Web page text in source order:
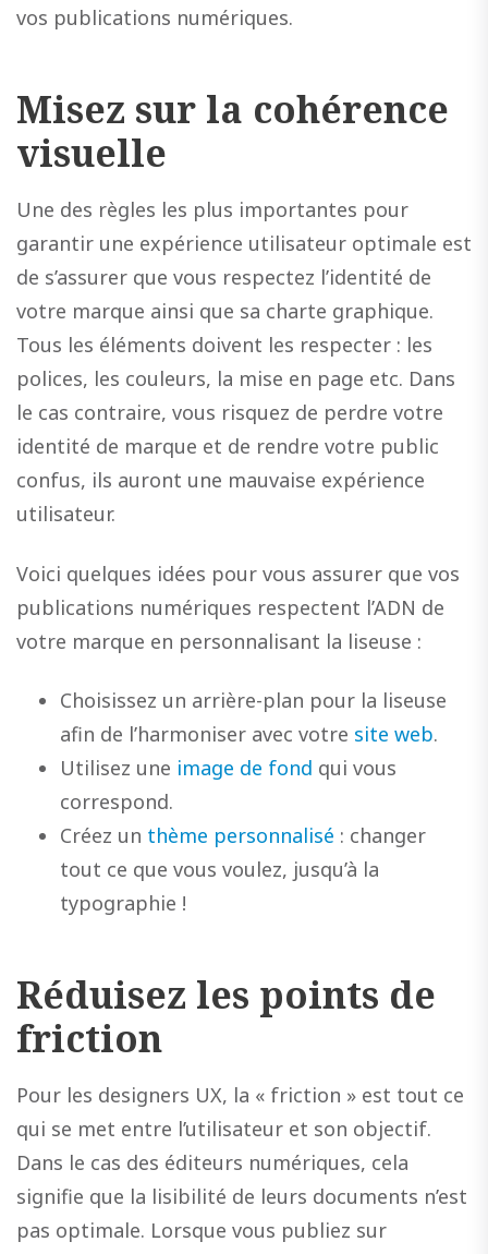
vos publications numériques.
Misez sur la cohérence
visuelle
Une des règles les plus importantes pour
garantir une expérience utilisateur optimale est
de s’assurer que vous respectez l’identité de
votre marque ainsi que sa charte graphique.
Tous les éléments doivent les respecter : les
polices, les couleurs, la mise en page etc. Dans
le cas contraire, vous risquez de perdre votre
identité de marque et de rendre votre public
confus, ils auront une mauvaise expérience
utilisateur.
Voici quelques idées pour vous assurer que vos
publications numériques respectent l’ADN de
votre marque en personnalisant la liseuse :
Choisissez un arrière-plan pour la liseuse
afin de l’harmoniser avec votre site web.
Utilisez une image de fond qui vous
correspond.
Créez un thème personnalisé : changer
tout ce que vous voulez, jusqu’à la
typographie !
Réduisez les points de
friction
Pour les designers UX, la « friction » est tout ce
qui se met entre l’utilisateur et son objectif.
Dans le cas des éditeurs numériques, cela
signifie que la lisibilité de leurs documents n’est
pas optimale. Lorsque vous publiez sur